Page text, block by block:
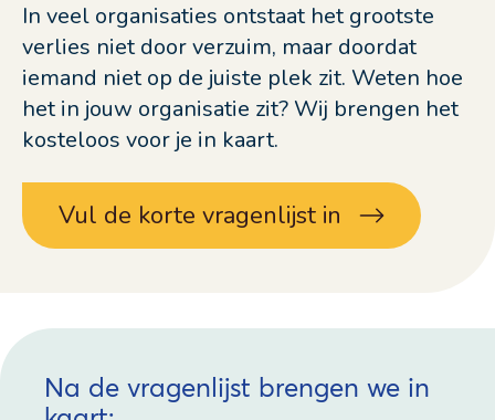
Vul de korte vragenlijst in
In veel organisaties ontstaat het grootste
verlies niet door verzuim, maar doordat
iemand niet op de juiste plek zit. Weten hoe
het in jouw organisatie zit? Wij brengen het
kosteloos voor je in kaart.
Na de vragenlijst brengen we in